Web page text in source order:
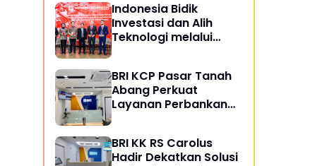
Sakit
Indonesia Bidik
Investasi dan Alih
Teknologi melalui
BRI KCP Pasar Tanah
Abang Perkuat
Layanan Perbankan
Grosir Terbesar di
Indonesia
BRI KK RS Carolus
Hadir Dekatkan Solusi